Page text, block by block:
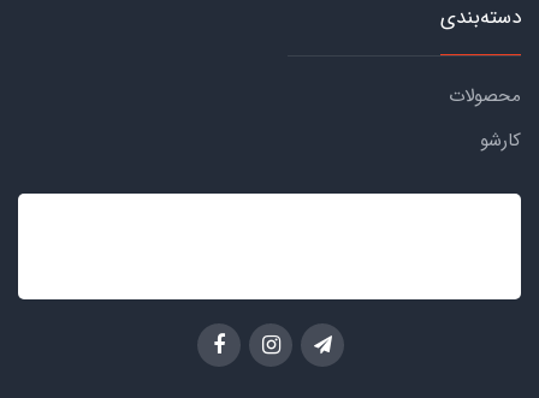
دسته‌بندی
محصولات
کارشو